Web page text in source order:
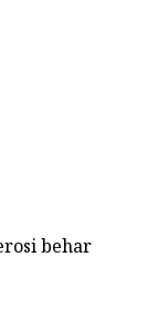
behar